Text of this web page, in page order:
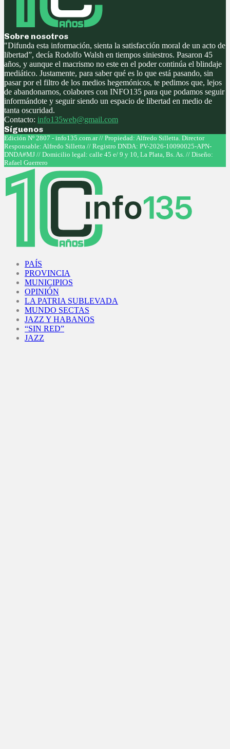
Sobre nosotros
"Difunda esta información, sienta la satisfacción moral de un acto de
libertad”, decía Rodolfo Walsh en tiempos siniestros. Pasaron 45
años, y aunque el macrismo no este en el poder continúa el blindaje
mediático. Justamente, para saber qué es lo que está pasando, sin
pasar por el filtro de los medios hegemónicos, te pedimos que, lejos
de abandonarnos, colabores con INFO135 para que podamos seguir
informándote y seguir siendo un espacio de libertad en medio de
tanta oscuridad.
Contacto: info135web@gmail.com
Síguenos
Facebook
Twitter
Instagram
Youtube
Edición Nº 2807 - info135.com.ar // Propiedad: Alfredo Silletta. Director
Responsable: Alfredo Silletta // Registro DNDA: PV-2026-10090025-APN-
DNDA#MJ // Domicilio legal: calle 45 e/ 9 y 10, La Plata, Bs. As. // Diseño:
Rafael Guerrero
PAÍS
PROVINCIA
MUNICIPIOS
OPINIÓN
LA PATRIA SUBLEVADA
MUNDO SECTAS
JAZZ Y HABANOS
“SIN RED”
JAZZ